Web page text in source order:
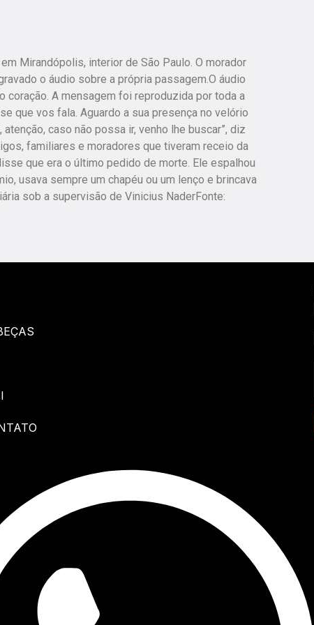
Mirandópolis, interior de São Paulo. O morador
o áudio sobre a própria passagem.O áudio
A mensagem foi reproduzida por toda a
que vos fala. Aguardo a sua presença no velório
caso não possa ir, venho lhe buscar”, diz
familiares e moradores que tiveram receio da
que era o último pedido de morte. Ele espalhou
usava sempre um chapéu ou um lenço e brincava
sob a supervisão de Vinicius NaderFonte: